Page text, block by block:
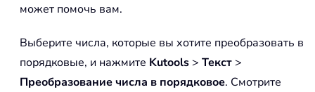
может помочь вам.
Выберите числа, которые вы хотите преобразовать в
порядковые, и нажмите Kutools > Текст >
Преобразование числа в порядковое. Смотрите